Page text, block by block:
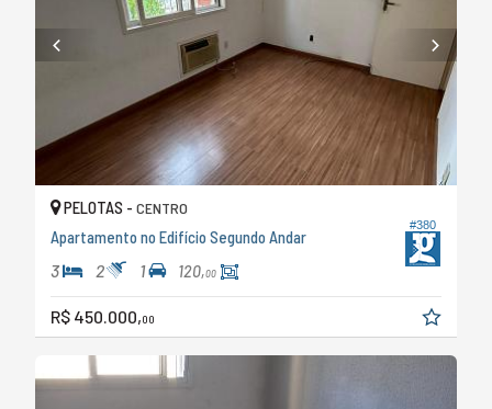
#380
PELOTAS - CENTRO
Apartamento no Edifício Segundo Andar
3 2 1 120,00
R$ 450.000,00